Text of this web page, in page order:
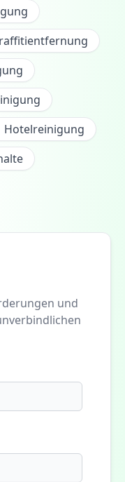
Hotelreinigung
und